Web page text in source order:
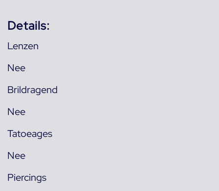
Details:
Lenzen
Nee
Brildragend
Nee
Tatoeages
Nee
Piercings